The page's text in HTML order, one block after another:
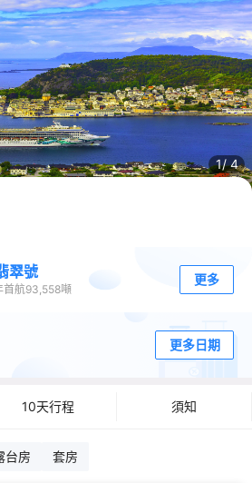
1/4
翠號
首航93,558噸
更多
更多日期
10天行程 須知
台房 套房